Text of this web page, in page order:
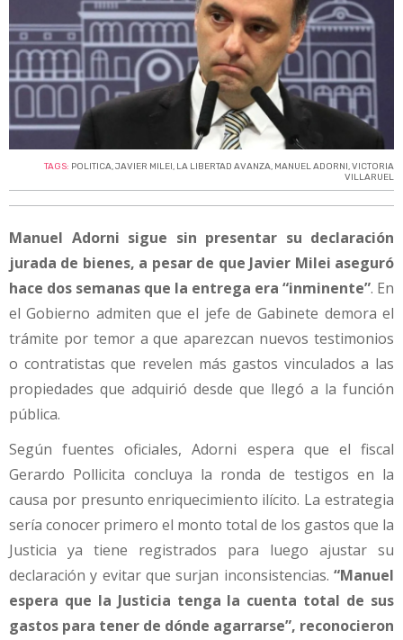
TAGS: POLITICA,JAVIER MILEI , LA LIBERTAD AVANZA, MANUEL ADORNI ,VICTORIA
VILLARUEL
Manuel Adorni sigue sin presentar su declaración
jurada de bienes, a pesar de que Javier Milei aseguró
hace dos semanas que la entrega era “inminente”. En
el Gobierno admiten que el jefe de Gabinete demora el
trámite por temor a que aparezcan nuevos testimonios
o contratistas que revelen más gastos vinculados a las
propiedades que adquirió desde que llegó a la función
pública.
Según fuentes oficiales, Adorni espera que el fiscal
Gerardo Pollicita concluya la ronda de testigos en la
causa por presunto enriquecimiento ilícito. La estrategia
sería conocer primero el monto total de los gastos que la
Justicia ya tiene registrados para luego ajustar su
declaración y evitar que surjan inconsistencias. “Manuel
espera que la Justicia tenga la cuenta total de sus
gastos para tener de dónde agarrarse”, reconocieron